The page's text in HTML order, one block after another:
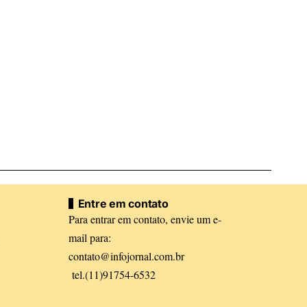
Entre em contato
Para entrar em contato, envie um e-
mail para:
contato@infojornal.com.br
tel.(11)91754-6532